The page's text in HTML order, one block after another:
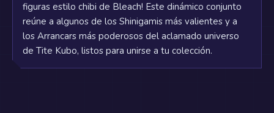
figuras estilo chibi de Bleach! Este dinámico conjunto
reúne a algunos de los Shinigamis más valientes y a
los Arrancars más poderosos del aclamado universo
de Tite Kubo, listos para unirse a tu colección.